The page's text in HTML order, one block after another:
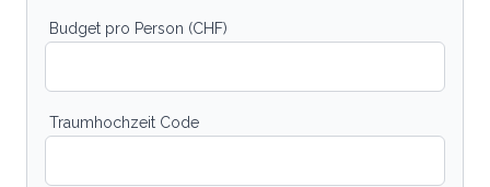
Budget pro Person (CHF)
Traumhochzeit Code